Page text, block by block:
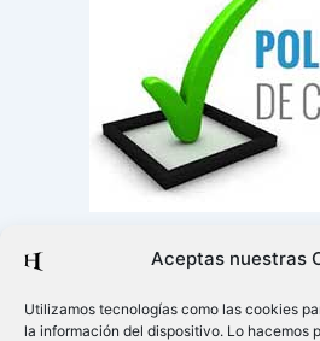
Aceptas nuestras
Utilizamos tecnologías como las cookies
la información del dispositivo. Lo hacemos